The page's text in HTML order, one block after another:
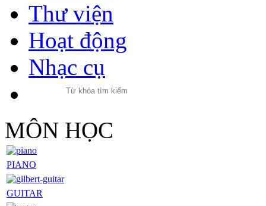
Thư viện
Hoạt động
Nhạc cụ
MÔN HỌC
PIANO
GUITAR